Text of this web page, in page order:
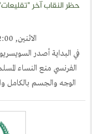
حظر النقاب آخر
الاثنين, December 9, 2013 - 02:00
في البداية أصدر
الفرنسي منع النساء
الوجه والجسم بالكامل